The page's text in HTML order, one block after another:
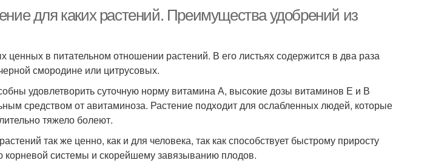
для каких растений. Преимущества удобрений из
ценных в питательном отношении растений. В его листьях содержится в два раза
смородине или цитрусовых.
удовлетворить суточную норму витамина А, высокие дозы витаминов Е и В
средством от авитаминоза. Растение подходит для ослабленных людей, которые
тяжело болеют.
так же ценно, как и для человека, так как способствует быстрому приросту
корневой системы и скорейшему завязыванию плодов.